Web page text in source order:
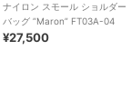
ナイロン スモール ショルダー
バッグ ”Maron” FT03A-04
¥27,500